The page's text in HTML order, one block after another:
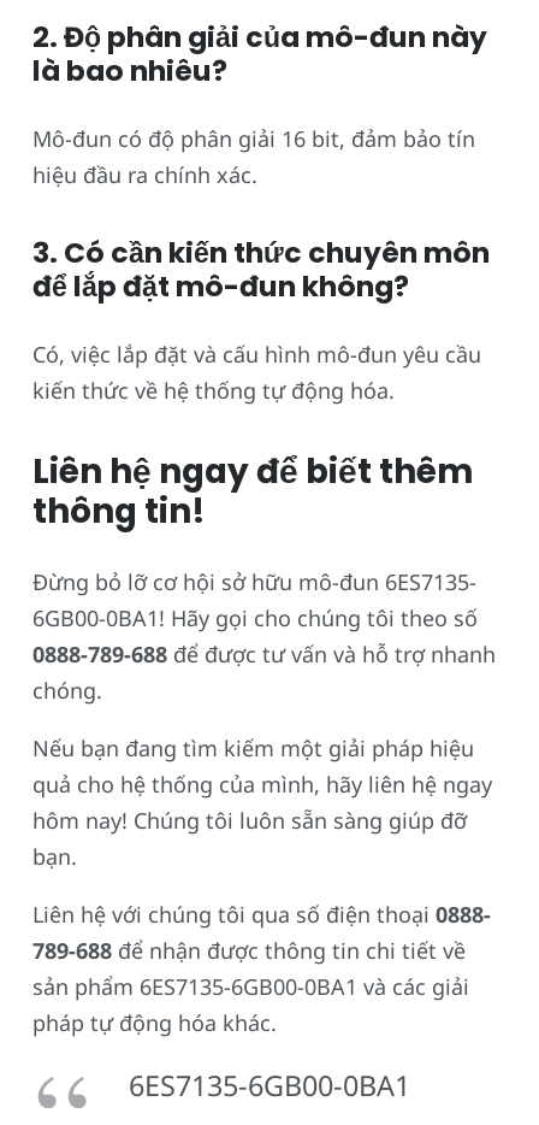
2. Độ phân giải của mô-đun này
là bao nhiêu?
Mô-đun có độ phân giải 16 bit, đảm bảo tín
hiệu đầu ra chính xác.
3. Có cần kiến thức chuyên môn
để lắp đặt mô-đun không?
Có, việc lắp đặt và cấu hình mô-đun yêu cầu
kiến thức về hệ thống tự động hóa.
Liên hệ ngay để biết thêm
thông tin!
Đừng bỏ lỡ cơ hội sở hữu mô-đun 6ES7135-
6GB00-0BA1! Hãy gọi cho chúng tôi theo số
0888-789-688 để được tư vấn và hỗ trợ nhanh
chóng.
Nếu bạn đang tìm kiếm một giải pháp hiệu
quả cho hệ thống của mình, hãy liên hệ ngay
hôm nay! Chúng tôi luôn sẵn sàng giúp đỡ
bạn.
Liên hệ với chúng tôi qua số điện thoại 0888-
789-688 để nhận được thông tin chi tiết về
sản phẩm 6ES7135-6GB00-0BA1 và các giải
pháp tự động hóa khác.
6ES7135-6GB00-0BA1